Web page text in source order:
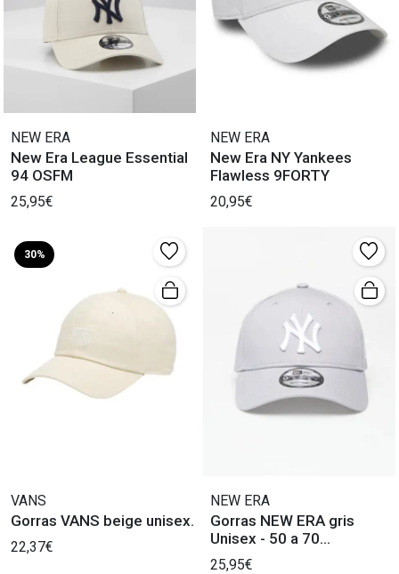
NEW ERA
New Era League Essential
94 OSFM
25,95€
NEW ERA
New Era NY Yankees
Flawless 9FORTY
20,95€
30%
VANS
Gorras VANS beige unisex.
22,37€
NEW ERA
Gorras NEW ERA gris
Unisex - 50 a 70
caracteres.
25,95€